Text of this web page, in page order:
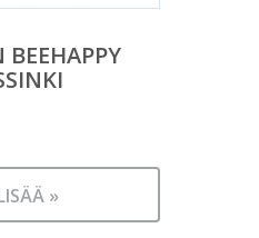
BEEHAPPY
»